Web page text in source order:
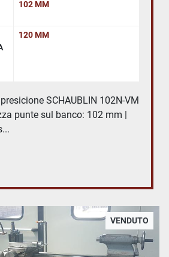
102 MM
120 MM
SCHAUBLIN 102N-VM
punte sul banco: 102 mm |
VENDUTO